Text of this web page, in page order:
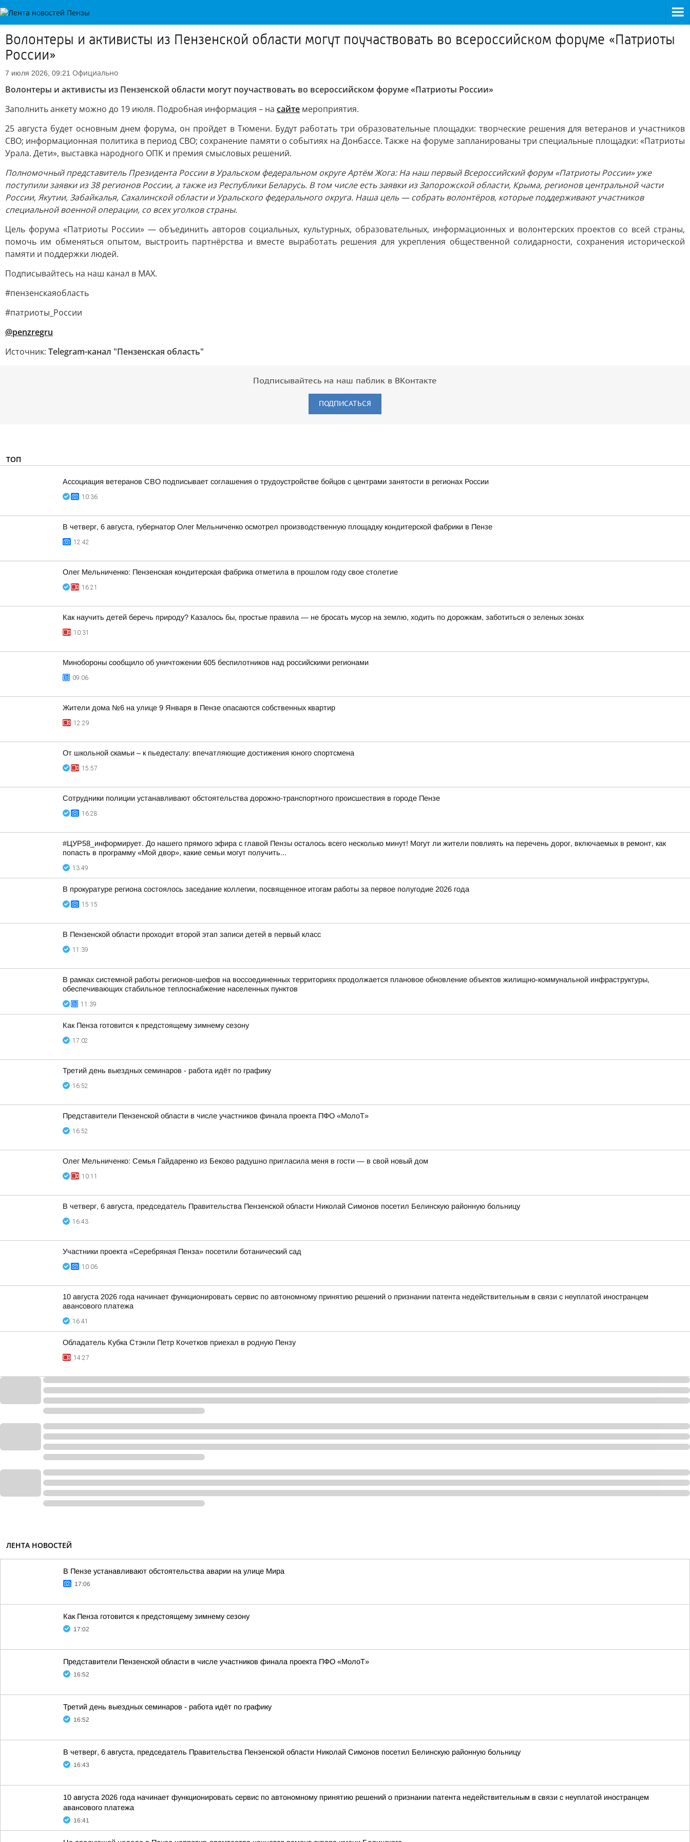
Волонтеры и активисты из Пензенской области могут поучаствовать во всероссийском форуме «Патриоты
России»
7 июля 2026, 09:21 Официально
Волонтеры и активисты из Пензенской области могут поучаствовать во всероссийском форуме «Патриоты России»
Заполнить анкету можно до 19 июля. Подробная информация – на сайте мероприятия.
25 августа будет основным днем форума, он пройдет в Тюмени. Будут работать три образовательные площадки: творческие решения для ветеранов и участников
СВО; информационная политика в период СВО; сохранение памяти о событиях на Донбассе. Также на форуме запланированы три специальные площадки: «Патриоты
Урала. Дети», выставка народного ОПК и премия смысловых решений.
Полномочный представитель Президента России в Уральском федеральном округе Артём Жога: На наш первый Всероссийский форум «Патриоты России» уже
поступили заявки из 38 регионов России, а также из Республики Беларусь. В том числе есть заявки из Запорожской области, Крыма, регионов центральной части
России, Якутии, Забайкалья, Сахалинской области и Уральского федерального округа. Наша цель — собрать волонтёров, которые поддерживают участников
специальной военной операции, со всех уголков страны.
Цель форума «Патриоты России» — объединить авторов социальных, культурных, образовательных, информационных и волонтерских проектов со всей страны,
помочь им обменяться опытом, выстроить партнёрства и вместе выработать решения для укрепления общественной солидарности, сохранения исторической
памяти и поддержки людей.
Подписывайтесь на наш канал в MAX.
#пензенскаяобласть
#патриоты_России
@penzregru
Источник: Telegram-канал "Пензенская область"
Подписывайтесь на наш паблик в ВКонтакте
ПОДПИСАТЬСЯ
ТОП
Ассоциация ветеранов СВО подписывает соглашения о трудоустройстве бойцов с центрами занятости в регионах России
10:36
В четверг, 6 августа, губернатор Олег Мельниченко осмотрел производственную площадку кондитерской фабрики в Пензе
12:42
Олег Мельниченко: Пензенская кондитерская фабрика отметила в прошлом году свое столетие
16:21
Как научить детей беречь природу? Казалось бы, простые правила — не бросать мусор на землю, ходить по дорожкам, заботиться о зеленых зонах
10:31
Минобороны сообщило об уничтожении 605 беспилотников над российскими регионами
09:06
Жители дома №6 на улице 9 Января в Пензе опасаются собственных квартир
12:29
От школьной скамьи – к пьедесталу: впечатляющие достижения юного спортсмена
15:57
Сотрудники полиции устанавливают обстоятельства дорожно-транспортного происшествия в городе Пензе
16:28
#ЦУР58_информирует. До нашего прямого эфира с главой Пензы осталось всего несколько минут! Могут ли жители повлиять на перечень дорог, включаемых в ремонт, как
попасть в программу «Мой двор», какие семьи могут получить...
13:49
В прокуратуре региона состоялось заседание коллегии, посвященное итогам работы за первое полугодие 2026 года
15:15
В Пензенской области проходит второй этап записи детей в первый класс
11:39
В рамках системной работы регионов-шефов на воссоединенных территориях продолжается плановое обновление объектов жилищно-коммунальной инфраструктуры,
обеспечивающих стабильное теплоснабжение населенных пунктов
11:39
Как Пенза готовится к предстоящему зимнему сезону
17:02
Третий день выездных семинаров - работа идёт по графику
16:52
Представители Пензенской области в числе участников финала проекта ПФО «МолоТ»
16:52
Олег Мельниченко: Семья Гайдаренко из Беково радушно пригласила меня в гости — в свой новый дом
10:11
В четверг, 6 августа, председатель Правительства Пензенской области Николай Симонов посетил Белинскую районную больницу
16:43
Участники проекта «Серебряная Пенза» посетили ботанический сад
10:06
10 августа 2026 года начинает функционировать сервис по автономному принятию решений о признании патента недействительным в связи с неуплатой иностранцем
авансового платежа
16:41
Обладатель Кубка Стэнли Петр Кочетков приехал в родную Пензу
14:27
ЛЕНТА НОВОСТЕЙ
В Пензе устанавливают обстоятельства аварии на улице Мира
17:06
Как Пенза готовится к предстоящему зимнему сезону
17:02
Представители Пензенской области в числе участников финала проекта ПФО «МолоТ»
16:52
Третий день выездных семинаров - работа идёт по графику
16:52
В четверг, 6 августа, председатель Правительства Пензенской области Николай Симонов посетил Белинскую районную больницу
16:43
10 августа 2026 года начинает функционировать сервис по автономному принятию решений о признании патента недействительным в связи с неуплатой иностранцем
авансового платежа
16:41